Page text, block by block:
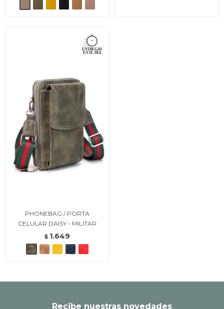
PHONEBAG / PORTA
CELULAR DAISY - MILITAR
$ 1.649
Recibe nuestras novedades